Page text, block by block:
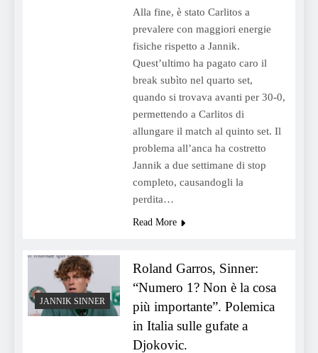
Alla fine, è stato Carlitos a
prevalere con maggiori energie
fisiche rispetto a Jannik.
Quest’ultimo ha pagato caro il
break subìto nel quarto set,
quando si trovava avanti per 30-0,
permettendo a Carlitos di
allungare il match al quinto set. Il
problema all’anca ha costretto
Jannik a due settimane di stop
completo, causandogli la
perdita…
Read More
JANNIK SINNER
Roland Garros, Sinner:
“Numero 1? Non è la cosa
più importante”. Polemica
in Italia sulle gufate a
Djokovic.